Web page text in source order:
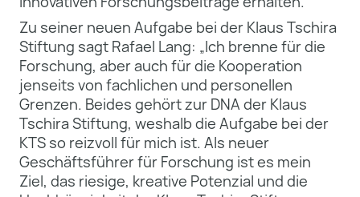
Zu seiner neuen Aufgabe bei der Klaus Tschira
Stiftung sagt Rafael Lang: „Ich brenne für die
Forschung, aber auch für die Kooperation
jenseits von fachlichen und personellen
Grenzen. Beides gehört zur DNA der Klaus
Tschira Stiftung, weshalb die Aufgabe bei der
KTS so reizvoll für mich ist. Als neuer
Geschäftsführer für Forschung ist es mein
Ziel, das riesige, kreative Potenzial und die